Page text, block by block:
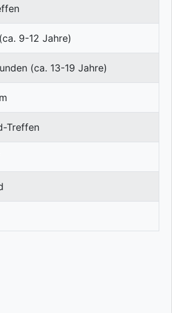
9-12 Jahre)
(ca. 13-19 Jahre)
Treffen